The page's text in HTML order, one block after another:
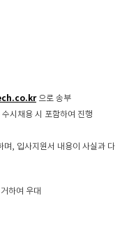
으로 송부
채용 시 포함하여 진행
며, 입사지원서 내용이 사실과 다
하여 우대